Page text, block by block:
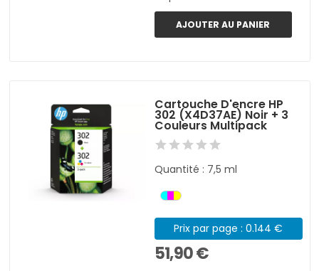
AJOUTER AU PANIER
Cartouche D'encre HP
302 (X4D37AE) Noir + 3
Couleurs Multipack
Quantité : 7,5 ml
Prix par page : 0.144 €
51,90 €